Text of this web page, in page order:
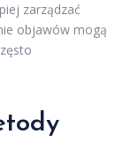
zarządzać
objawów mogą